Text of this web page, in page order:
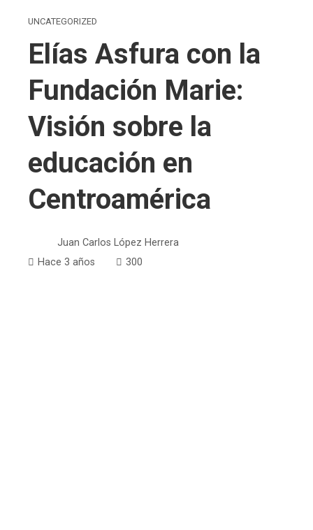
UNCATEGORIZED
Elías Asfura con la
Fundación Marie:
Visión sobre la
educación en
Centroamérica
Juan Carlos López Herrera
Hace 3 años
300